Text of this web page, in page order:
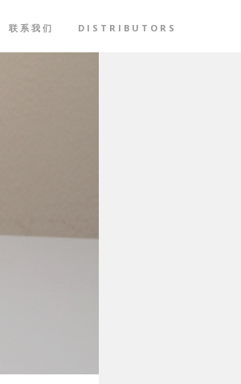
联系我们 DISTRIBUTORS